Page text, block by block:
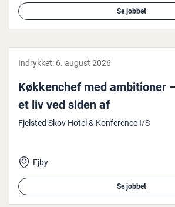
Se jobbet
Indrykket: 6. august 2026
Køk­ken­chef med am­bi­tio­ner
et liv ved siden af
Fjelsted Skov Hotel & Konference I/S
Ejby
Se jobbet